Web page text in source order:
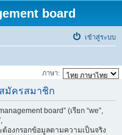
board
เข้าสู่ระบบ
ภาษา:
สมัครสมาชิก
board” (เรียก “we”,
ต้องกรอกข้อมูลตามความเป็นจริง